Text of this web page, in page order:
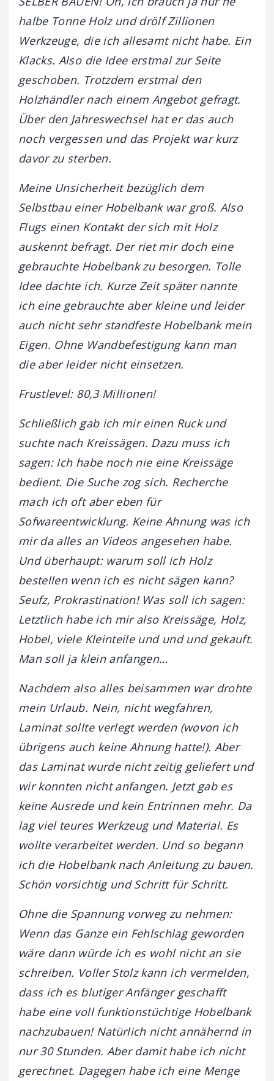
halbe Tonne Holz und drölf Zillionen
Werkzeuge, die ich allesamt nicht habe. Ein
Klacks. Also die Idee erstmal zur Seite
geschoben. Trotzdem erstmal den
Holzhändler nach einem Angebot gefragt.
Über den Jahreswechsel hat er das auch
noch vergessen und das Projekt war kurz
davor zu sterben.
Meine Unsicherheit bezüglich dem
Selbstbau einer Hobelbank war groß. Also
Flugs einen Kontakt der sich mit Holz
auskennt befragt. Der riet mir doch eine
gebrauchte Hobelbank zu besorgen. Tolle
Idee dachte ich. Kurze Zeit später nannte
ich eine gebrauchte aber kleine und leider
auch nicht sehr standfeste Hobelbank mein
Eigen. Ohne Wandbefestigung kann man
die aber leider nicht einsetzen.
Frustlevel: 80,3 Millionen!
Schließlich gab ich mir einen Ruck und
suchte nach Kreissägen. Dazu muss ich
sagen: Ich habe noch nie eine Kreissäge
bedient. Die Suche zog sich. Recherche
mach ich oft aber eben für
Sofwareentwicklung. Keine Ahnung was ich
mir da alles an Videos angesehen habe.
Und überhaupt: warum soll ich Holz
bestellen wenn ich es nicht sägen kann?
Seufz, Prokrastination! Was soll ich sagen:
Letztlich habe ich mir also Kreissäge, Holz,
Hobel, viele Kleinteile und und und gekauft.
Man soll ja klein anfangen…
Nachdem also alles beisammen war drohte
mein Urlaub. Nein, nicht wegfahren,
Laminat sollte verlegt werden (wovon ich
übrigens auch keine Ahnung hatte!). Aber
das Laminat wurde nicht zeitig geliefert und
wir konnten nicht anfangen. Jetzt gab es
keine Ausrede und kein Entrinnen mehr. Da
lag viel teures Werkzeug und Material. Es
wollte verarbeitet werden. Und so begann
ich die Hobelbank nach Anleitung zu bauen.
Schön vorsichtig und Schritt für Schritt.
Ohne die Spannung vorweg zu nehmen:
Wenn das Ganze ein Fehlschlag geworden
wäre dann würde ich es wohl nicht an sie
schreiben. Voller Stolz kann ich vermelden,
dass ich es blutiger Anfänger geschafft
habe eine voll funktionstüchtige Hobelbank
nachzubauen! Natürlich nicht annähernd in
nur 30 Stunden. Aber damit habe ich nicht
gerechnet. Dagegen habe ich eine Menge